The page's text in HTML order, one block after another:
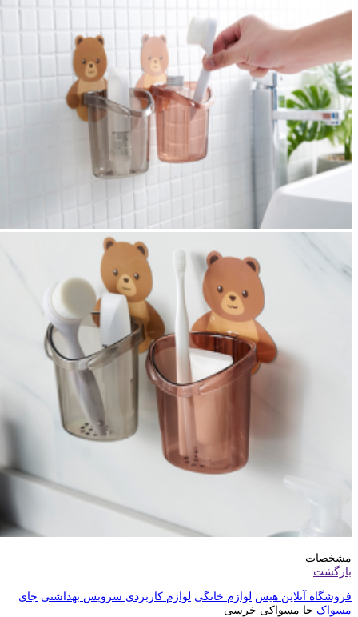
مشخصات
بازگشت
فروشگاه آنلاین هیس لوازم خانگی لوازم کاربردی سرویس بهداشتی جای
مسواک جا مسواکی خرسی